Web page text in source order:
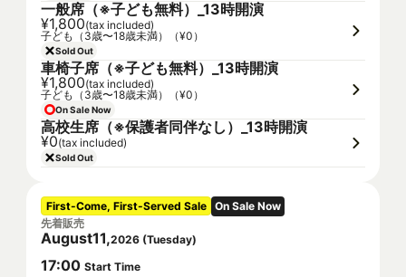
一般席（※子ども無料）_13時開演
¥1,800(tax included)
子ども（3歳〜18歳未満）（¥0）
Sold Out
車椅子席（※子ども無料）_13時開演
¥1,800(tax included)
子ども（3歳〜18歳未満）（¥0）
On Sale Now
高校生席（※保護者同伴なし）_13時開演
¥0(tax included)
Sold Out
First-Come, First-Served Sale On Sale Now
先着販売
August11,2026 (Tuesday)
17:00 Start Time